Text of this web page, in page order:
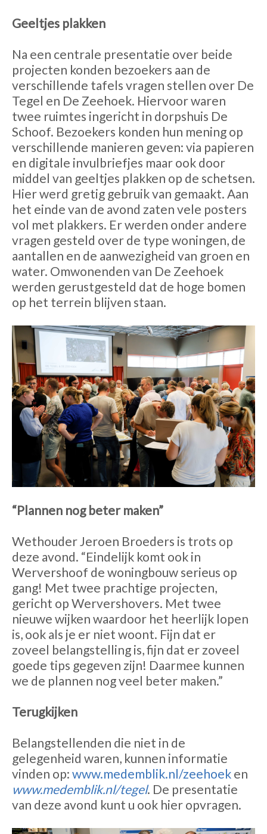
Geeltjes plakken
Na een centrale presentatie over beide
projecten konden bezoekers aan de
verschillende tafels vragen stellen over De
Tegel en De Zeehoek. Hiervoor waren
twee ruimtes ingericht in dorpshuis De
Schoof. Bezoekers konden hun mening op
verschillende manieren geven: via papieren
en digitale invulbriefjes maar ook door
middel van geeltjes plakken op de schetsen.
Hier werd gretig gebruik van gemaakt. Aan
het einde van de avond zaten vele posters
vol met plakkers. Er werden onder andere
vragen gesteld over de type woningen, de
aantallen en de aanwezigheid van groen en
water. Omwonenden van De Zeehoek
werden gerustgesteld dat de hoge bomen
op het terrein blijven staan.
“Plannen nog beter maken”
Wethouder Jeroen Broeders is trots op
deze avond. “Eindelijk komt ook in
Wervershoof de woningbouw serieus op
gang! Met twee prachtige projecten,
gericht op Wervershovers. Met twee
nieuwe wijken waardoor het heerlijk lopen
is, ook als je er niet woont. Fijn dat er
zoveel belangstelling is, fijn dat er zoveel
goede tips gegeven zijn! Daarmee kunnen
we de plannen nog veel beter maken.”
Terugkijken
Belangstellenden die niet in de
gelegenheid waren, kunnen informatie
vinden op: www.medemblik.nl/zeehoek en
www.medemblik.nl/tegel. De presentatie
van deze avond kunt u ook hier opvragen.